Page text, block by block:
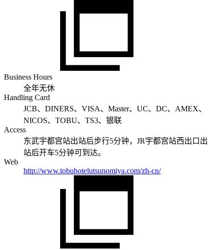
Business Hours
全年无休
Handling Card
JCB、DINERS、VISA、Master、UC、DC、AMEX、
NICOS、TOBU、TS3、银联
Access
东武宇都宫站出站后步行5分钟，JR宇都宫站西出口出
站后开车5分钟可到达。
Web
http://www.tobuhotelutsunomiya.com/zh-cn/